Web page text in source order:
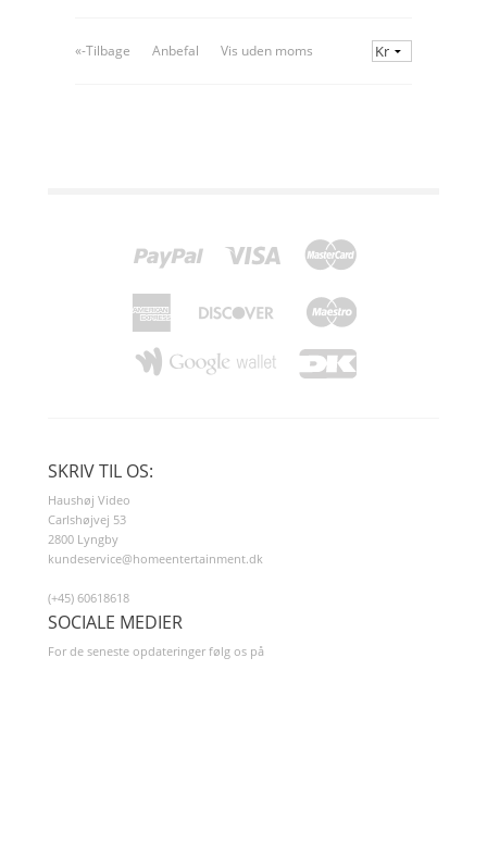
«-Tilbage Anbefal Vis uden moms
SKRIV TIL OS:
Haushøj Video
Carlshøjvej 53
2800 Lyngby
kundeservice@homeentertainment.dk
(+45) 60618618
SOCIALE MEDIER
For de seneste opdateringer følg os på